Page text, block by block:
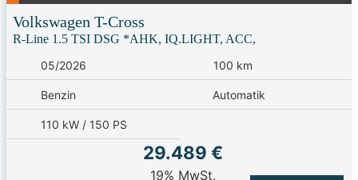
Volkswagen T-Cross
R-Line 1.5 TSI DSG *AHK, IQ.LIGHT, ACC,
05/2026
100 km
Benzin Automatik
110 kW / 150 PS
29.489 €
19% MwSt.